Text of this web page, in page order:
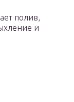
полив,
и